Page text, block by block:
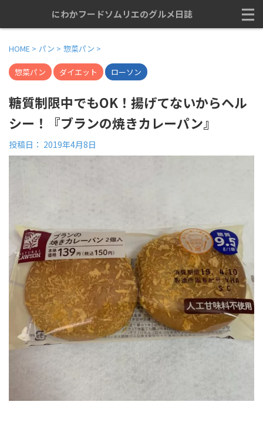
にわかフードソムリエのグルメ日誌
HOME > パン > 惣菜パン >
惣菜パン ダイエット ローソン
糖質制限中でもOK！揚げてないからヘル
シー！『ブランの焼きカレーパン』
投稿日： 2019年4月8日